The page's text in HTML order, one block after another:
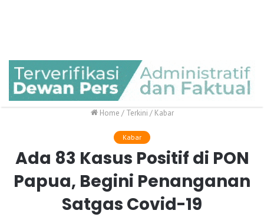
Home / Terkini / Kabar
Kabar
Ada 83 Kasus Positif di PON
Papua, Begini Penanganan
Satgas Covid-19